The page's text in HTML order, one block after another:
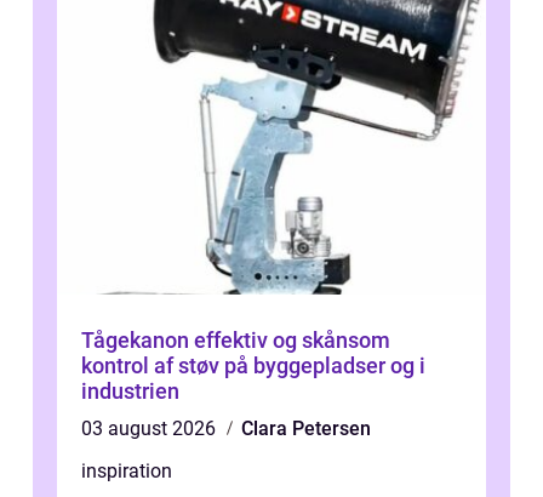
Tågekanon effektiv og skånsom
kontrol af støv på byggepladser og i
industrien
03 august 2026
Clara Petersen
inspiration